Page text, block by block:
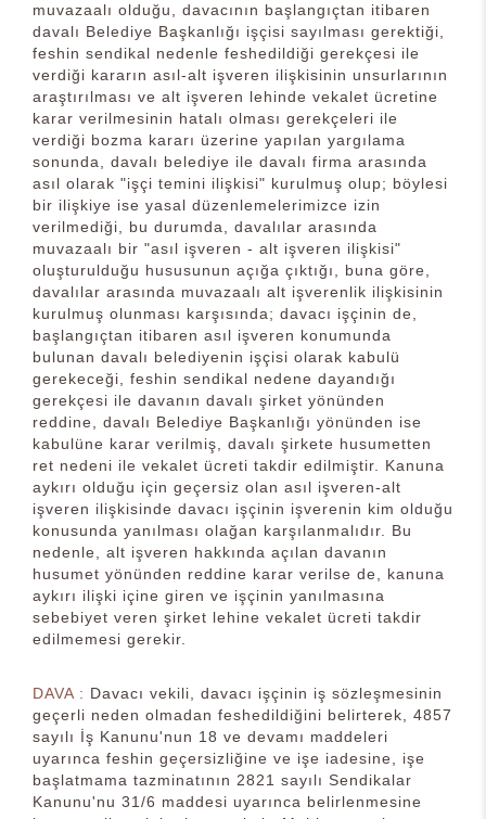
muvazaalı olduğu, davacının başlangıçtan itibaren
davalı Belediye Başkanlığı işçisi sayılması gerektiği,
feshin sendikal nedenle feshedildiği gerekçesi ile
verdiği kararın asıl-alt işveren ilişkisinin unsurlarının
araştırılması ve alt işveren lehinde vekalet ücretine
karar verilmesinin hatalı olması gerekçeleri ile
verdiği bozma kararı üzerine yapılan yargılama
sonunda, davalı belediye ile davalı firma arasında
asıl olarak "işçi temini ilişkisi" kurulmuş olup; böylesi
bir ilişkiye ise yasal düzenlemelerimizce izin
verilmediği, bu durumda, davalılar arasında
muvazaalı bir "asıl işveren - alt işveren ilişkisi"
oluşturulduğu hususunun açığa çıktığı, buna göre,
davalılar arasında muvazaalı alt işverenlik ilişkisinin
kurulmuş olunması karşısında; davacı işçinin de,
başlangıçtan itibaren asıl işveren konumunda
bulunan davalı belediyenin işçisi olarak kabulü
gerekeceği, feshin sendikal nedene dayandığı
gerekçesi ile davanın davalı şirket yönünden
reddine, davalı Belediye Başkanlığı yönünden ise
kabulüne karar verilmiş, davalı şirkete husumetten
ret nedeni ile vekalet ücreti takdir edilmiştir. Kanuna
aykırı olduğu için geçersiz olan asıl işveren-alt
işveren ilişkisinde davacı işçinin işverenin kim olduğu
konusunda yanılması olağan karşılanmalıdır. Bu
nedenle, alt işveren hakkında açılan davanın
husumet yönünden reddine karar verilse de, kanuna
aykırı ilişki içine giren ve işçinin yanılmasına
sebebiyet veren şirket lehine vekalet ücreti takdir
edilmemesi gerekir.
DAVA : Davacı vekili, davacı işçinin iş sözleşmesinin
geçerli neden olmadan feshedildiğini belirterek, 4857
sayılı İş Kanunu'nun 18 ve devamı maddeleri
uyarınca feshin geçersizliğine ve işe iadesine, işe
başlatmama tazminatının 2821 sayılı Sendikalar
Kanunu'nu 31/6 maddesi uyarınca belirlenmesine